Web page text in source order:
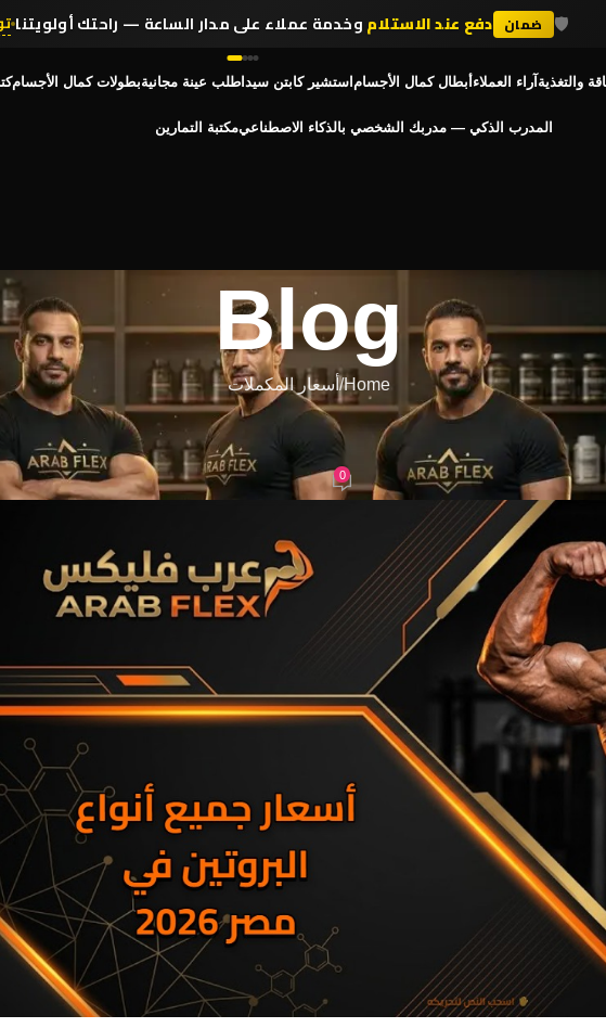
والتغذيةآراء العملاءأبطال كمال الأجساماستشير كابتن سيداطلب عينة مجانيةبطولات كمال الأجسام
المدرب الذكي — مدربك الشخصي بالذكاء الاصطناعيمكتبة التمارين
Blog
Home أسعار المكملات
أسعار المكملات
البروتين في مصر 2026
adminOn أبريل 8, 2026
0
🛡️ ضمان دفع عند الاستلاموخدمة عملاء على مدار الساعة — راحتك أولويتنا